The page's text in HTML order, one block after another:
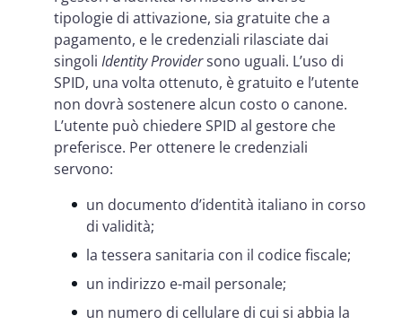
tipologie di attivazione, sia gratuite che a
pagamento, e le credenziali rilasciate dai
singoli Identity Providersono uguali. L’uso di
SPID, una volta ottenuto, è gratuito e l’utente
non dovrà sostenere alcun costo o canone.
L’utente può chiedere SPID al gestore che
preferisce. Per ottenere le credenziali
servono:
un documento d’identità italiano in corso
di validità;
la tessera sanitaria con il codice fiscale;
un indirizzo e-mail personale;
un numero di cellulare di cui si abbia la